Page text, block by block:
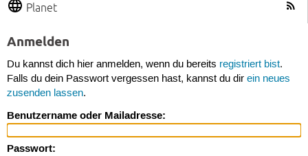
Planet
Anmelden
Du kannst dich hier anmelden, wenn du bereits registriert bist.
Falls du dein Passwort vergessen hast, kannst du dir ein neues
zusenden lassen.
Benutzername oder Mailadresse:
Passwort: